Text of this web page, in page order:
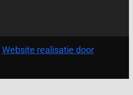
Website realisatie door